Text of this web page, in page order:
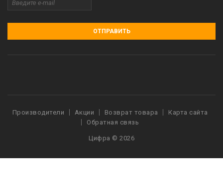
ОТПРАВИТЬ
Производители Акции Возврат товара
Карта сайта
Обратная связь
Цифра © 2026